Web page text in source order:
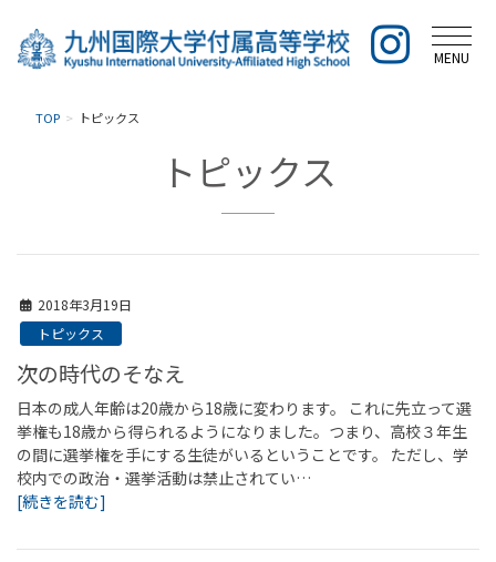
MENU
TOP トピックス
トピックス
2018年3月19日
トピックス
次の時代のそなえ
日本の成人年齢は20歳から18歳に変わります。 これに先立って選
挙権も18歳から得られるようになりました。つまり、高校３年生
の間に選挙権を手にする生徒がいるということです。 ただし、学
校内での政治・選挙活動は禁止されてい…
[続きを読む]